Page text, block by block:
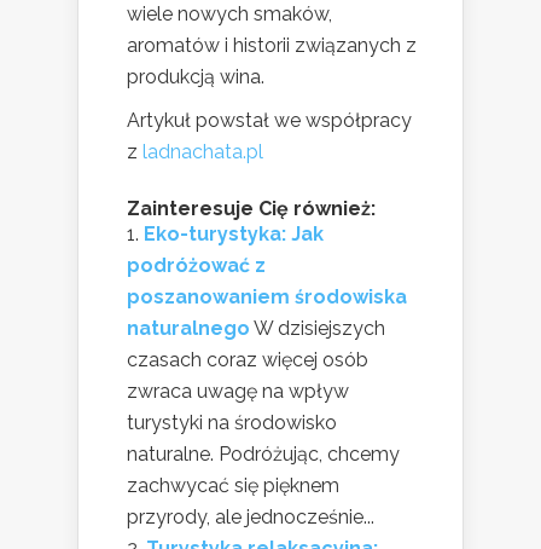
wiele nowych smaków,
aromatów i historii związanych z
produkcją wina.
Artykuł powstał we współpracy
z ladnachata.pl
Zainteresuje Cię również:
Eko-turystyka: Jak
podróżować z
poszanowaniem środowiska
naturalnego W dzisiejszych
czasach coraz więcej osób
zwraca uwagę na wpływ
turystyki na środowisko
naturalne. Podróżując, chcemy
zachwycać się pięknem
przyrody, ale jednocześnie...